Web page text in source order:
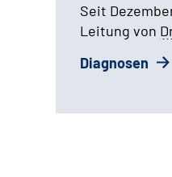
Seit
Leitung von
Diagnosen